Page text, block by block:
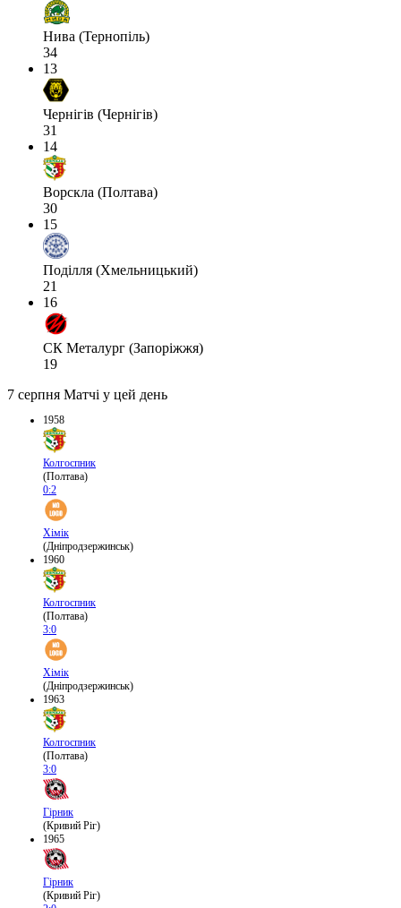
Нива (Тернопіль)
34
13
Чернігів (Чернігів)
31
14
Ворскла (Полтава)
30
15
Поділля (Хмельницький)
21
16
СК Металург (Запоріжжя)
19
7 серпня Матчі у цей день
1958
Колгоспник
(Полтава)
0:2
Хімік
(Дніпродзержинськ)
1960
Колгоспник
(Полтава)
3:0
Хімік
(Дніпродзержинськ)
1963
Колгоспник
(Полтава)
3:0
Гірник
(Кривий Ріг)
1965
Гірник
(Кривий Ріг)